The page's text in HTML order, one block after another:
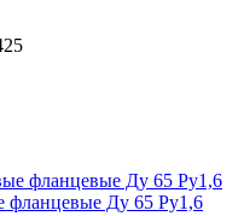
фланцевые Ду 65 Ру1,6